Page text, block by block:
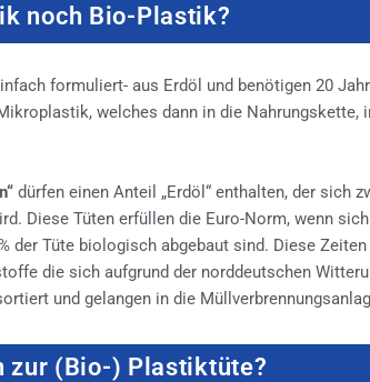
noch Bio-Plastik?
formuliert- aus Erdöl und benötigen 20
welches dann in die
dürfen einen Anteil „Erdöl“ enthalten, der sich
Diese Tüten erfüllen die Euro-Norm, wenn
der Tüte biologisch abgebaut sind. Diese
die sich aufgrund der norddeutschen
und gelangen in die
zur (Bio-) Plastiktüte?